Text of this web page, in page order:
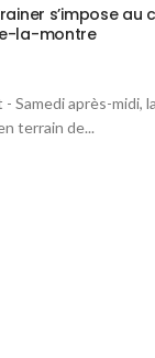
s’impose
la-montre
Samedi après-midi,
terrain de...